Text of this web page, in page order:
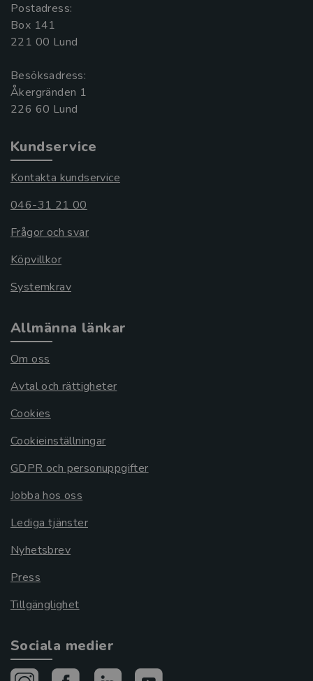
Postadress:
Box 141
221 00 Lund
Besöksadress:
Åkergränden 1
Kundservice
Kontakta kundservice
046-31 21 00
Frågor och svar
Köpvillkor
Systemkrav
Allmänna länkar
Om oss
Avtal och rättigheter
Cookies
Cookieinställningar
GDPR och personuppgifter
Jobba hos oss
Lediga tjänster
Nyhetsbrev
Press
Tillgänglighet
Sociala medier